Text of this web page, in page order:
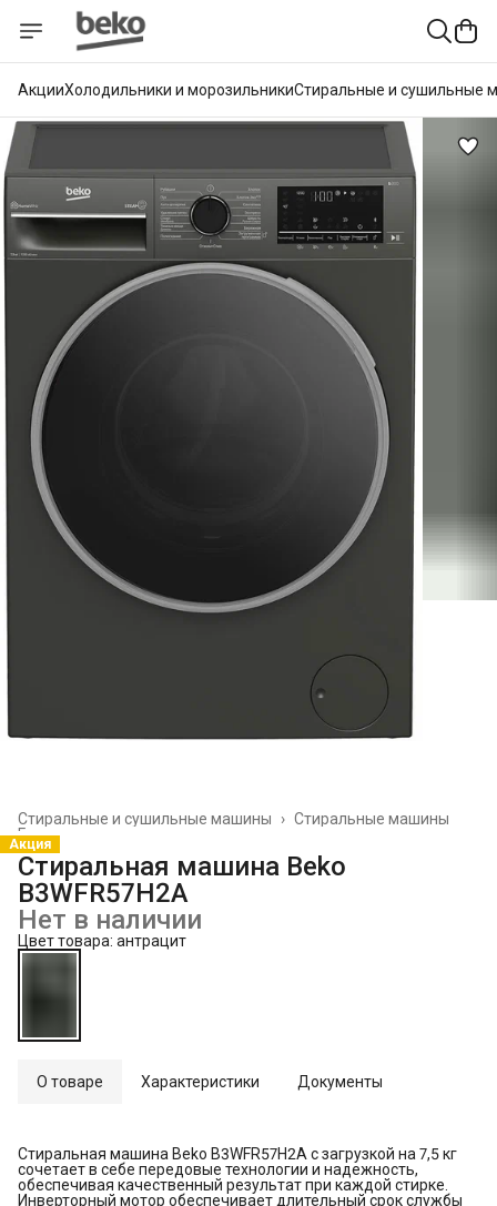
АкцииХолодильники и морозильникиСтиральные и сушильные
Стиральные машины
Стиральные и сушильные машины
›
Главная
Акция
Стиральная машина Beko
B3WFR57H2A
Нет в наличии
Цвет товара: антрацит
О товаре Характеристики Документы
Стиральная машина Beko B3WFR57H2A с загрузкой на 7,5 кг
сочетает в себе передовые технологии и надежность,
обеспечивая качественный результат при каждой стирке.
Инверторный мотор обеспечивает длительный срок службы